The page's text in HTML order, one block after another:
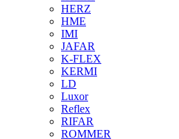
HERZ
HME
IMI
JAFAR
K-FLEX
KERMI
LD
Luxor
Reflex
RIFAR
ROMMER